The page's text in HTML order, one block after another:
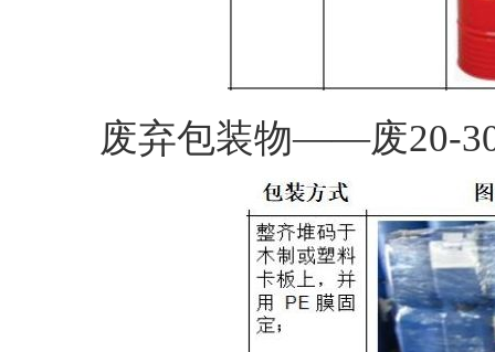
废弃包装物——废20-